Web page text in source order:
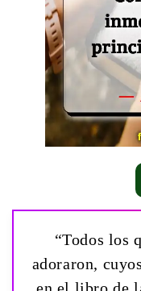
“Todos los
adoraron,